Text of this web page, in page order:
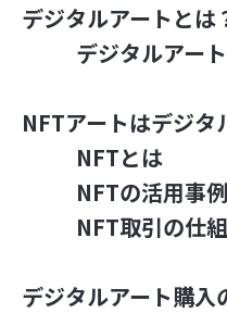
デジタルアートとは
デジタルアート
NFTアートはデジタ
NFTとは
NFTの活用事例
NFT取引の仕
デジタルアート購入